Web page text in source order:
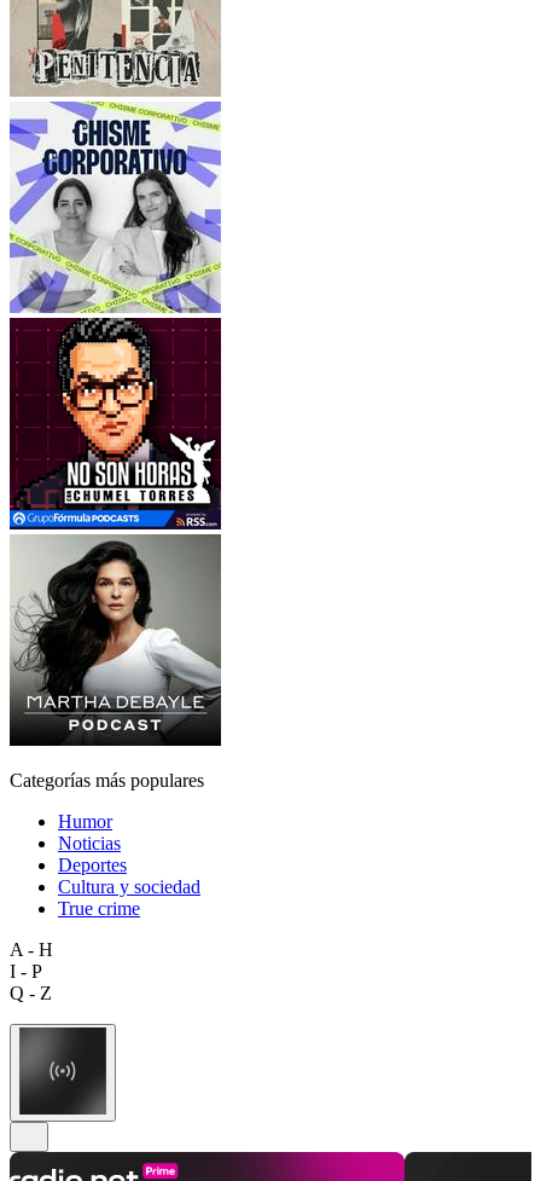
Categorías más populares
Humor
Noticias
Deportes
Cultura y sociedad
True crime
A - H
I - P
Q - Z